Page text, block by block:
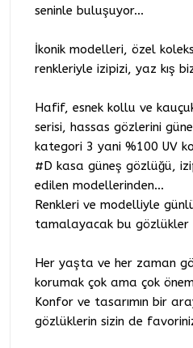
seninle buluşuyor...
İkonik modelleri, özel
renkleriyle izipizi, yaz kış
Hafif, esnek kollu ve
serisi, hassas gözlerini
kategori 3 yani %100 UV
#D kasa güneş gözlüğü,
edilen modellerinden...
Renkleri ve modelliyle
tamalayacak bu gözlükler
Her yaşta ve her zaman
korumak çok ama çok
Konfor ve tasarımın bir
gözlüklerin sizin de